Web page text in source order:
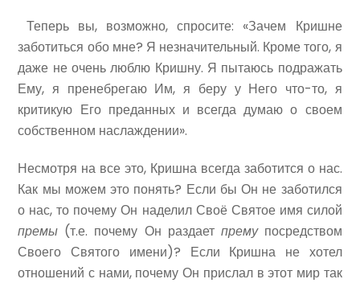
Теперь вы, возможно, спросите: «Зачем Кришне
заботиться обо мне? Я незначительный. Кроме того, я
даже не очень люблю Кришну. Я пытаюсь подражать
Ему, я пренебрегаю Им, я беру у Него что-то, я
критикую Его преданных и всегда думаю о своем
собственном наслаждении».
Несмотря на все это, Кришна всегда заботится о нас.
Как мы можем это понять? Если бы Он не заботился
о нас, то почему Он наделил Своё Святое имя силой
премы (т.е. почему Он раздает премупосредством
Своего Святого имени)? Если Кришна не хотел
отношений с нами, почему Он прислал в этот мир так